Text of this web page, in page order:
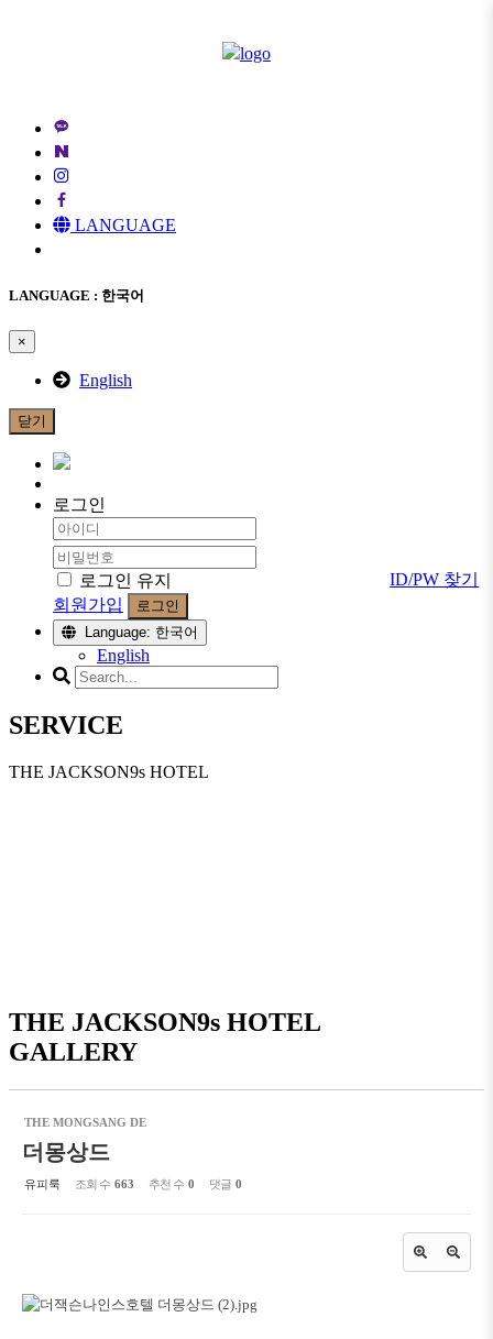
LANGUAGE
LANGUAGE : 한국어
×
English
닫기
로그인
로그인 유지
ID/PW 찾기
회원가입
로그인
Language: 한국어
English
SERVICE
THE JACKSON9s HOTEL
THE JACKSON9s HOTEL
GALLERY
THE MONGSANG DE
더몽상드
유피룩 조회 수 663 추천 수 0 댓글 0